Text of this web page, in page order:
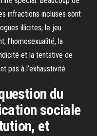
infractions incluses sont
illicites, le jeu
l’homosexualité, la
et la tentative de
pas à l’exhaustivité.
du
sociale
et